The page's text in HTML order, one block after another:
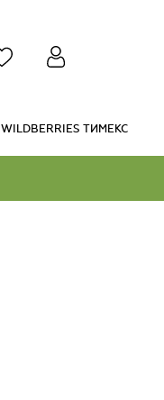
WILDBERRIES ТИМЕКС